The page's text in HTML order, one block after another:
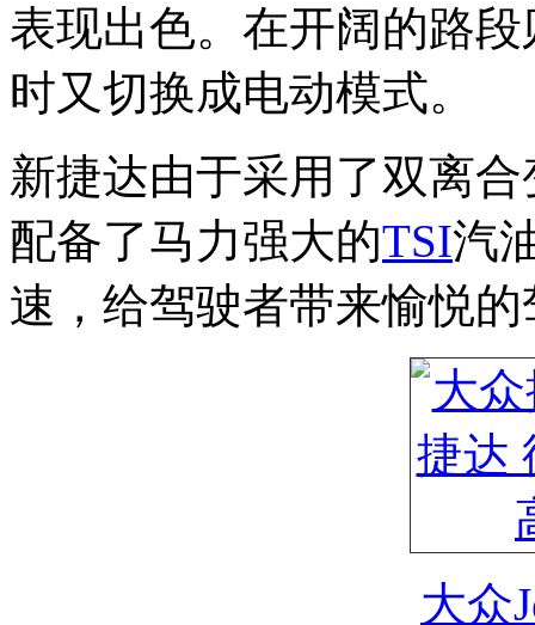
表现出色。在开阔的路
时又切换成电动模式。
新捷达由于采用了双离
配备了马力强大的TSI汽
速，给驾驶者带来愉悦
大众